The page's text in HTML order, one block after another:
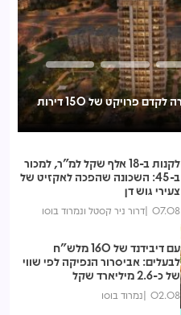
מותג עירוני נכנסת לירושלים: נבחרה לקדם פרויקט של 150 דירות
לקנות ב-18 אלף שקל למ"ר, למכור
ב-45: השכונה שהפכה לאקזיט של
צעירי גוש דן
07.08 דרור ניר קסטל ונמרוד בוסו
עם דיבידנד של 160 מלש"ח
לבעלים: אביסרור הנפיקה לפי שווי
של כ-2.6 מיליארד שקל
02.08 נמרוד בוסו